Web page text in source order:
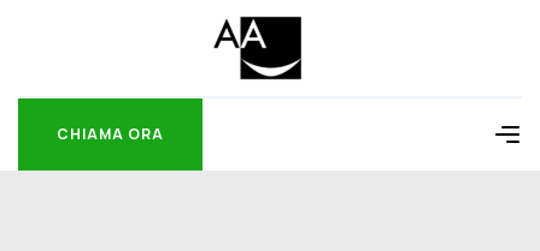
CHIAMA ORA